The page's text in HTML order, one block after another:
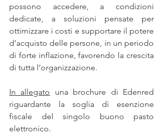
possono accedere, a condizioni
dedicate, a soluzioni pensate per
ottimizzare i costi e supportare il potere
d’acquisto delle persone, in un periodo
di forte inflazione, favorendo la crescita
di tutta l’organizzazione.
In allegato una brochure di Edenred
riguardante la soglia di esenzione
fiscale del singolo buono pasto
elettronico.